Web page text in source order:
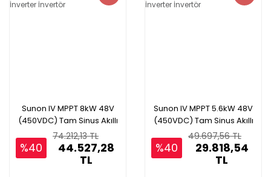
Sunon IV MPPT 8kW 48V
(450VDC) Tam Sinus Akıllı
İnverter İnvertör
%40
74.212,13 TL
44.527,28
TL
Sunon IV MPPT 5.6kW 48V
(450VDC) Tam Sinus Akıllı
İnverter İnvertör
%40
49.697,56 TL
29.818,54
TL